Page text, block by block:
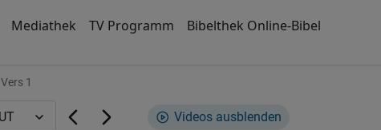
Mediathek TV Programm Bibelthek Online-Bibel
Vers 1
Videos ausblenden